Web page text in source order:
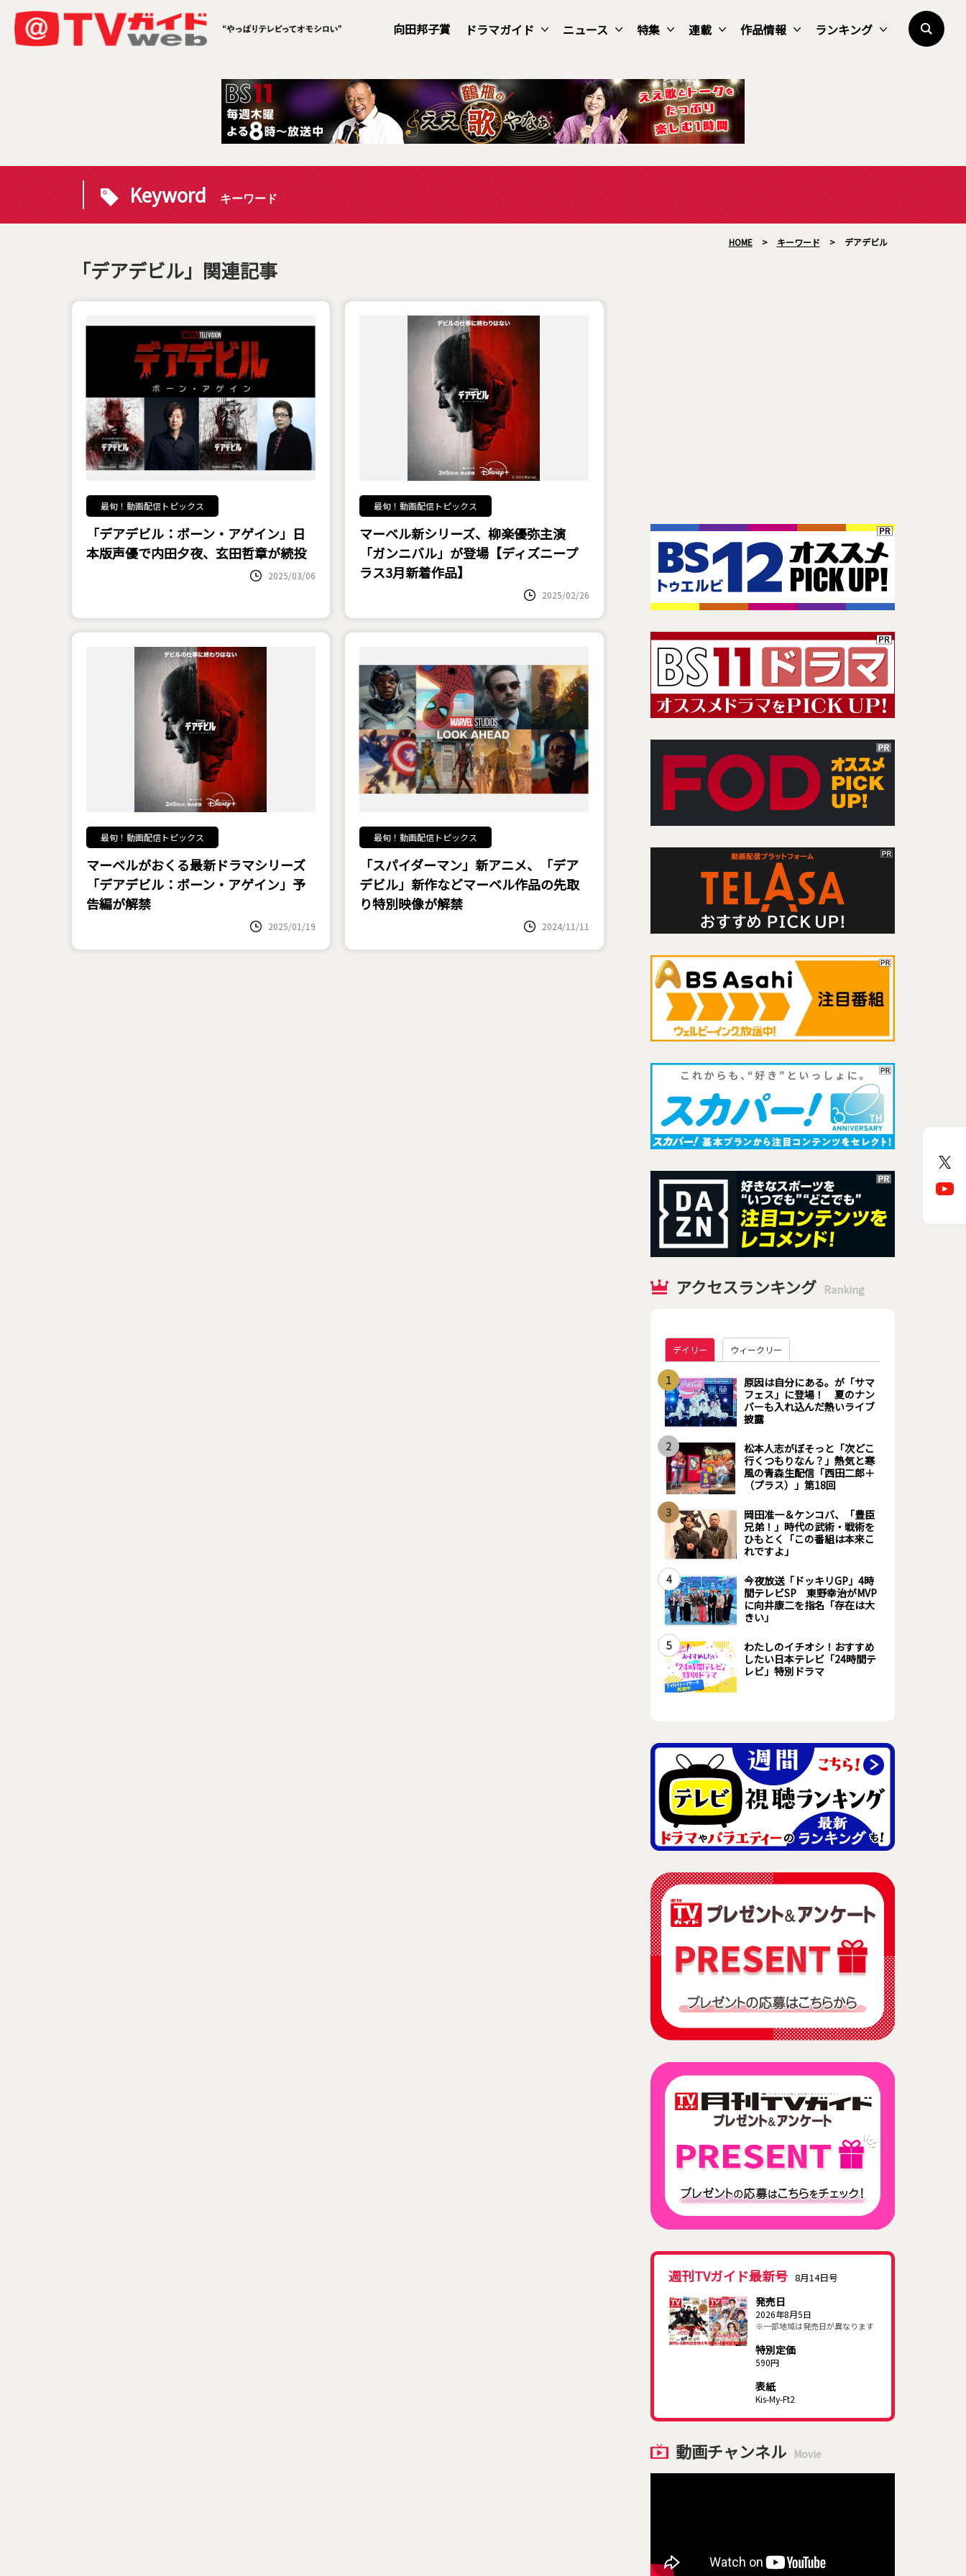
向田邦子賞 ドラマガイド ニュース 特集 連載 作品情報 ランキング
Keyword キーワード
HOME > キーワード > デアデビル
「デアデビル」関連記事
最旬！動画配信トピックス
「デアデビル：ボーン・アゲイン」日
本版声優で内田夕夜、玄田哲章が続投
2025/03/06
最旬！動画配信トピックス
マーベル新シリーズ、柳楽優弥主演
「ガンニバル」が登場【ディズニープ
ラス3月新着作品】
2025/02/26
最旬！動画配信トピックス
マーベルがおくる最新ドラマシリーズ
「デアデビル：ボーン・アゲイン」予
告編が解禁
2025/01/19
最旬！動画配信トピックス
「スパイダーマン」新アニメ、「デア
デビル」新作などマーベル作品の先取
り特別映像が解禁
2024/11/11
アクセスランキング Ranking
デイリー ウィークリー
1
原因は自分にある。が「サマ
フェス」に登場！ 夏のナン
バーも入れ込んだ熱いライブ
披露
2
松本人志がぼそっと「次どこ
行くつもりなん？」熱気と寒
風の青森生配信「西田二郎＋
（プラス）」第18回
3
岡田准一＆ケンコバ、「豊臣
兄弟！」時代の武術・戦術を
ひもとく「この番組は本来こ
れですよ」
4
今夜放送「ドッキリGP」4時
間テレビSP 東野幸治がMVP
に向井康二を指名「存在は大
きい」
5
わたしのイチオシ！おすすめ
したい日本テレビ「24時間テ
レビ」特別ドラマ
週刊TVガイド最新号 8月14日号
発売日
2026年8月5日
※一部地域は発売日が異なります
特別定価
590円
表紙
Kis-My-Ft2
動画チャンネル Movie